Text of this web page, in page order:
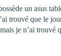
un asus
trouvé que le
je n’ai trouvé